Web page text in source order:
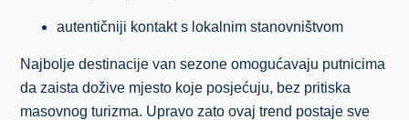
autentičniji kontakt s lokalnim stanovništvom
Najbolje destinacije van sezone omogućavaju putnicima
da zaista dožive mjesto koje posjećuju, bez pritiska
masovnog turizma. Upravo zato ovaj trend postaje sve